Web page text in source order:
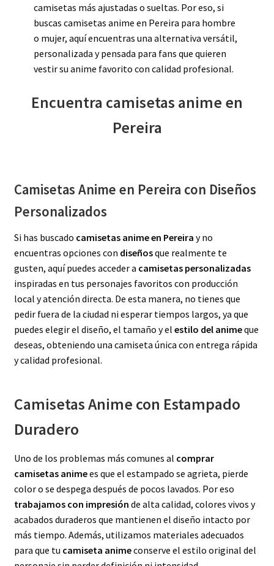
camisetas más ajustadas o sueltas. Por eso, si
buscas camisetas anime en Pereira para hombre
o mujer, aquí encuentras una alternativa versátil,
personalizada y pensada para fans que quieren
vestir su anime favorito con calidad profesional.
Encuentra camisetas anime en
Pereira
Camisetas Anime en Pereira con Diseños
Personalizados
Si has buscado camisetas anime en Pereira y no
encuentras opciones con diseñosque realmente te
gusten, aquí puedes acceder a camisetas personalizadas
inspiradas en tus personajes favoritos con producción
local y atención directa. De esta manera, no tienes que
pedir fuera de la ciudad ni esperar tiempos largos, ya que
puedes elegir el diseño, el tamaño y el estilo del animeque
deseas, obteniendo una camiseta única con entrega rápida
y calidad profesional.
Camisetas Anime con Estampado
Duradero
Uno de los problemas más comunes al comprar
camisetas animees que el estampado se agrieta, pierde
color o se despega después de pocos lavados. Por eso
trabajamos con impresión de alta calidad, colores vivos y
acabados duraderos que mantienen el diseño intacto por
más tiempo. Además, utilizamos materiales adecuados
para que tu camiseta animeconserve el estilo original del